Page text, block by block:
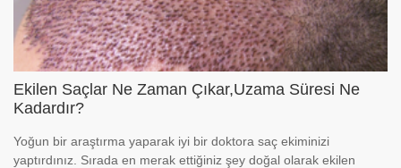
Ekilen Saçlar Ne Zaman Çıkar,Uzama Süresi Ne
Kadardır?
Yoğun bir araştırma yaparak iyi bir doktora saç ekiminizi
yaptırdınız. Sırada en merak ettiğiniz şey doğal olarak ekilen